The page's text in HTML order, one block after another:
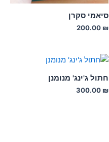
סיאמי סקרן
200.00 ₪
חתול ג'ינג' מנומנן
300.00 ₪